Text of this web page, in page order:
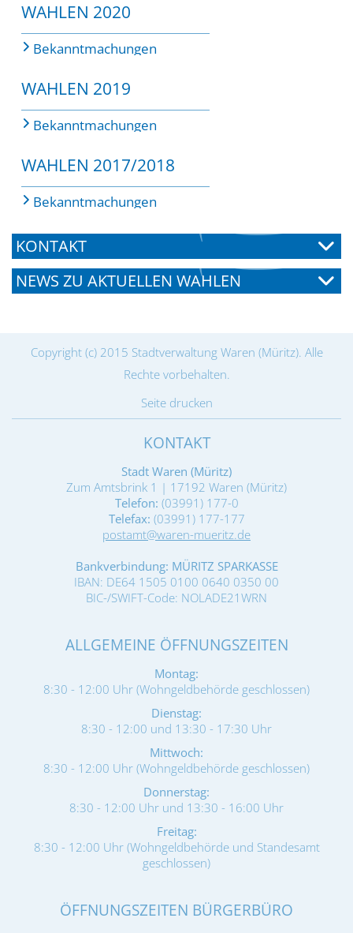
WAHLEN 2020
Bekanntmachungen
WAHLEN 2019
Bekanntmachungen
WAHLEN 2017/2018
Bekanntmachungen
KONTAKT
NEWS ZU AKTUELLEN WAHLEN
Copyright (c) 2015 Stadtverwaltung Waren (Müritz). Alle
Rechte vorbehalten.
Seite drucken
KONTAKT
Stadt Waren (Müritz)
Zum Amtsbrink 1 | 17192 Waren (Müritz)
Telefon: (03991) 177-0
Telefax: (03991) 177-177
postamt@waren-mueritz.de
Bankverbindung: MÜRITZ SPARKASSE
IBAN: DE64 1505 0100 0640 0350 00
BIC-/SWIFT-Code: NOLADE21WRN
ALLGEMEINE ÖFFNUNGSZEITEN
Montag:
8:30 - 12:00 Uhr (Wohngeldbehörde geschlossen)
Dienstag:
8:30 - 12:00 und 13:30 - 17:30 Uhr
Mittwoch:
8:30 - 12:00 Uhr (Wohngeldbehörde geschlossen)
Donnerstag:
8:30 - 12:00 Uhr und 13:30 - 16:00 Uhr
Freitag:
8:30 - 12:00 Uhr (Wohngeldbehörde und Standesamt
geschlossen)
ÖFFNUNGSZEITEN BÜRGERBÜRO